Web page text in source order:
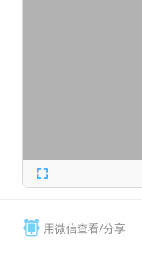
用微信查看/分享